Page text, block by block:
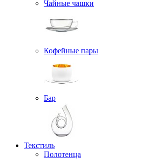
Чайные чашки
Кофейные пары
Бар
Текстиль
Полотенца